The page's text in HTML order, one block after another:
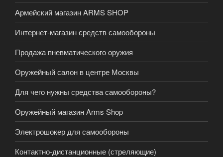
Армейский магазин ARMS SHOP
Интернет-магазин средств самообороны
Продажа пневматического оружия
Оружейный салон в центре Москвы
Для чего нужны средства самообороны?
Оружейный магазин Arms Shop
Электрошокер для самообороны
Контактно-дистанционные (стреляющие)